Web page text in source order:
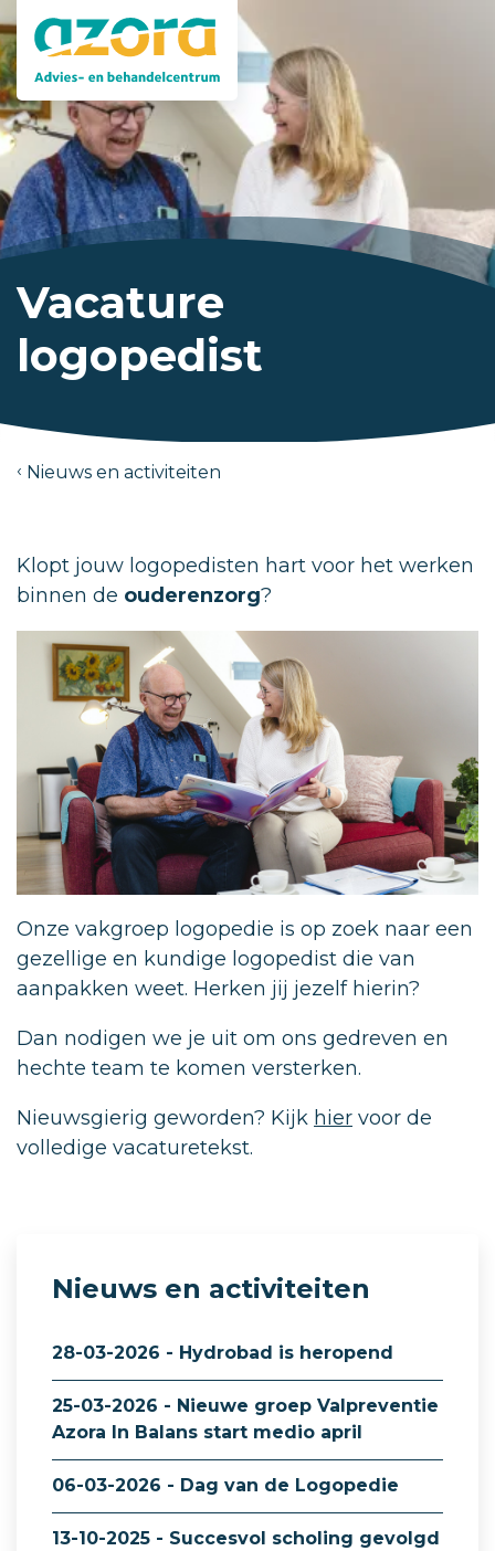
Vacature
logopedist
Nieuws en activiteiten
Klopt jouw logopedisten hart voor het werken
binnen de ouderenzorg?
Onze vakgroep logopedie is op zoek naar een
gezellige en kundige logopedist die van
aanpakken weet. Herken jij jezelf hierin?
Dan nodigen we je uit om ons gedreven en
hechte team te komen versterken.
Nieuwsgierig geworden? Kijk hier voor de
volledige vacaturetekst.
Nieuws en activiteiten
28-03-2026 - Hydrobad is heropend
25-03-2026 - Nieuwe groep Valpreventie
Azora In Balans start medio april
06-03-2026 - Dag van de Logopedie
13-10-2025 - Succesvol scholing gevolgd